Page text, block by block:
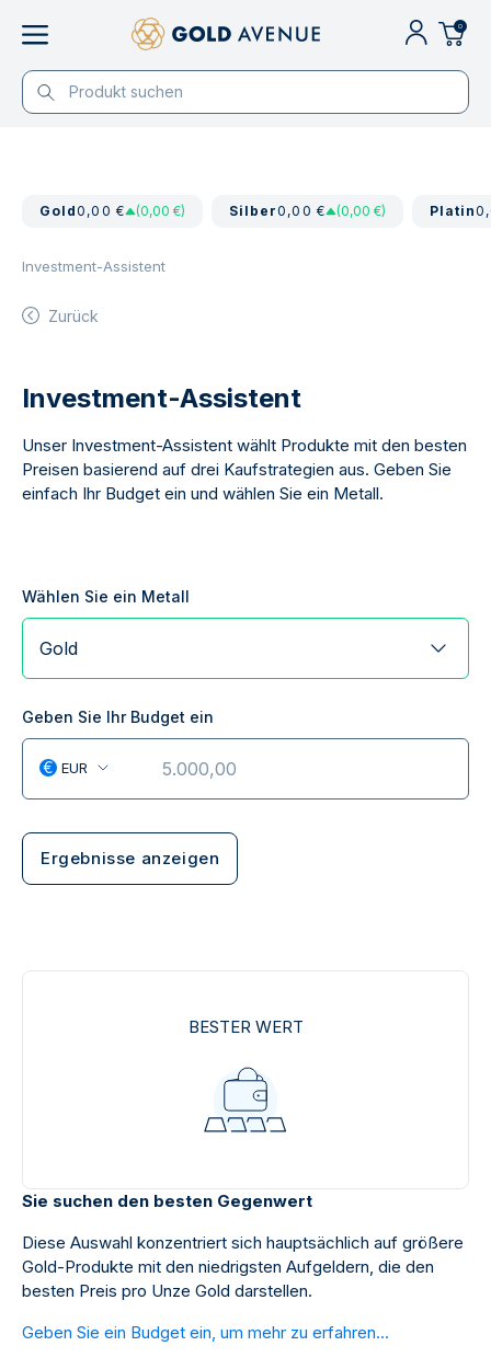
0
Gold0,00 € (0,00 €) Silber0,00 € (0,00 €) Platin
Investment-Assistent
Zurück
Investment-Assistent
Unser Investment-Assistent wählt Produkte mit den besten
Preisen basierend auf drei Kaufstrategien aus. Geben Sie
einfach Ihr Budget ein und wählen Sie ein Metall.
Wählen Sie ein Metall
Gold
Geben Sie Ihr Budget ein
€ EUR
Ergebnisse anzeigen
BESTER WERT
Sie suchen den besten Gegenwert
Diese Auswahl konzentriert sich hauptsächlich auf größere
Gold-Produkte mit den niedrigsten Aufgeldern, die den
besten Preis pro Unze Gold darstellen.
Geben Sie ein Budget ein, um mehr zu erfahren...